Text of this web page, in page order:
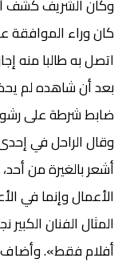
وكان الشريف كشف
كان وراء
اتصل به طالبا منه
بعد أن شاهده لم
ضابط شرطة على
وقال الراحل في
أشعر بالغيرة من
الأعمال وإنما في
أفلام فقط».